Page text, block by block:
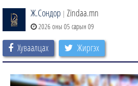
Ж.Сондор | Zindaa.mn
2026 оны 05 сарын 09
Хуваалцах Жиргэх